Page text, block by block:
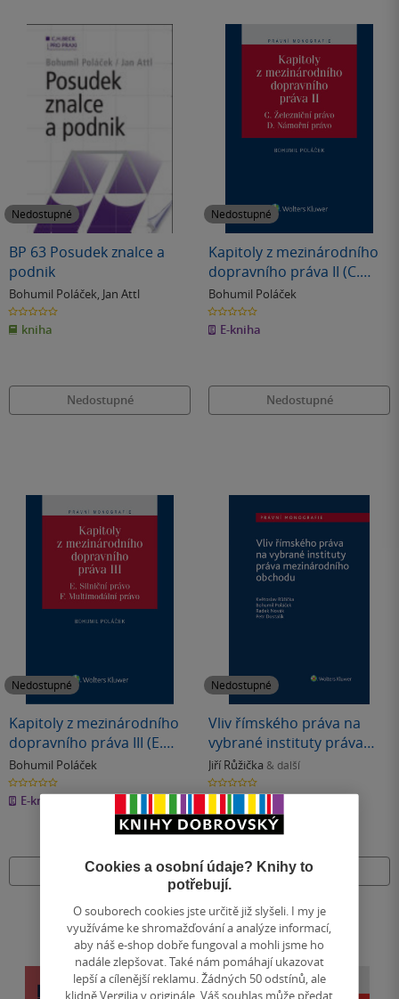
Nedostupné
BP 63 Posudek znalce a
podnik
Bohumil Poláček, Jan Attl
0.0
z
5
hvězdiček
kniha
Nedostupné
Nedostupné
Kapitoly z mezinárodního
dopravního práva II (C.
Železniční právo, D.
Námořní právo)
Bohumil Poláček
0.0
z
5
hvězdiček
E-kniha
Nedostupné
Nedostupné
Kapitoly z mezinárodního
dopravního práva III (E.
Silniční právo, F.
Multimodální právo)
Bohumil Poláček
0.0
z
5
hvězdiček
E-kniha
Nedostupné
Nedostupné
Vliv římského práva na
vybrané instituty práva
mezinárodního obchodu
Jiří Růžička & další
0.0
z
Nedostupné
Cookies a osobní údaje? Knihy to
potřebují.
O souborech cookies jste určitě již slyšeli. I my je
využíváme ke shromažďování a analýze informací,
aby náš e-shop dobře fungoval a mohli jsme ho
nadále zlepšovat. Také nám pomáhají ukazovat
lepší a cílenější reklamu. Žádných 50 odstínů, ale
klidně Vergilia v originále. Váš souhlas může předat